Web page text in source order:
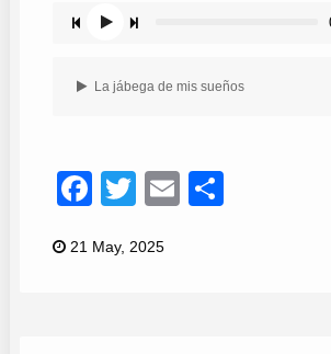
La jábega de mis sueños
Facebook
TwitterEmail
21 May, 2025